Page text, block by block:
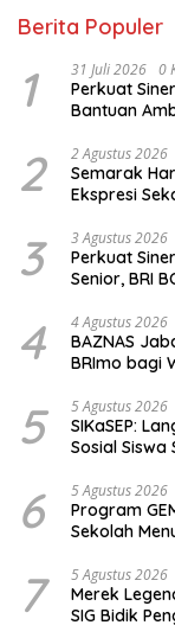
Berita Populer
1 31 Juli 2026 0
Perkuat
Bantuan
2 2 Agustus 2026
Semarak
Ekspresi
3 3 Agustus 2026
Perkuat
Senior, BRI
4 4 Agustus 2026
BAZNAS
BRImo bagi
5 5 Agustus 2026
SIKaSEP:
Sosial
6 5 Agustus 2026
Program
Sekolah
7 5 Agustus 2026
Merek
SIG Bidik